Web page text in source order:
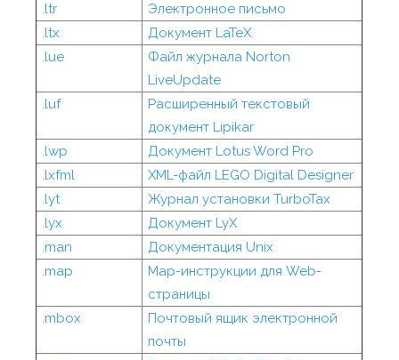
.ltr
Электронное письмо
.ltx
Документ LaTeX
.lue
Файл журнала Norton
LiveUpdate
.luf
Расширенный текстовый
документ Lipikar
.lwp
Документ Lotus Word Pro
.lxfml
XML-файл LEGO Digital Designer
.lyt
Журнал установки TurboTax
.lyx
Документ LyX
.man
Документация Unix
.map
Map-инструкции для Web-
страницы
.mbox
Почтовый ящик электронной
почты